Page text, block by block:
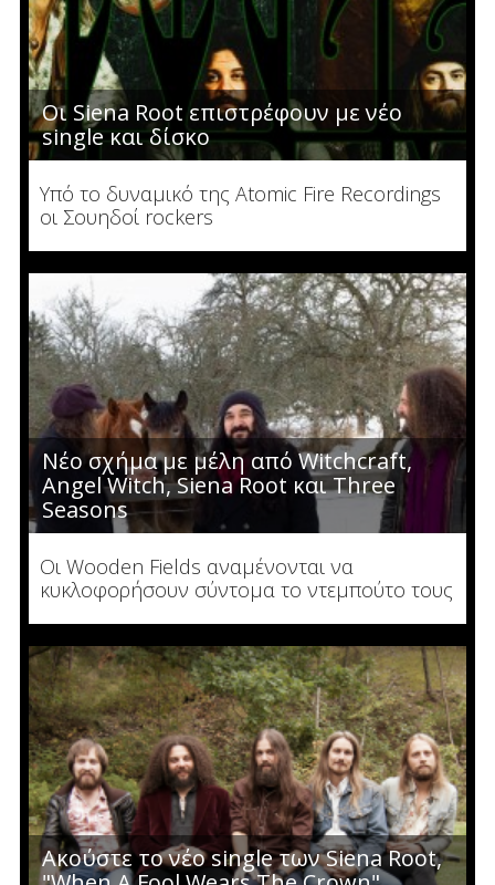
Οι Siena Root επιστρέφουν με νέο
single και δίσκο
Υπό το δυναμικό της Atomic Fire Recordings
οι Σουηδοί rockers
Νέο σχήμα με μέλη από Witchcraft,
Angel Witch, Siena Root και Three
Seasons
Οι Wooden Fields αναμένονται να
κυκλοφορήσουν σύντομα το ντεμπούτο τους
Ακούστε το νέο single των Siena Root,